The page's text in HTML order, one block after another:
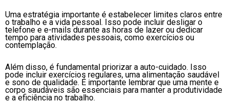
Uma estratégia importante é estabelecer limites claros entre
o trabalho e a vida pessoal. Isso pode incluir desligar o
telefone e e-mails durante as horas de lazer ou dedicar
tempo para atividades pessoais, como exercícios ou
contemplação.
Além disso, é fundamental priorizar a auto-cuidado. Isso
pode incluir exercícios regulares, uma alimentação saudável
e sono de qualidade. É importante lembrar que uma mente e
corpo saudáveis são essenciais para manter a produtividade
e a eficiência no trabalho.